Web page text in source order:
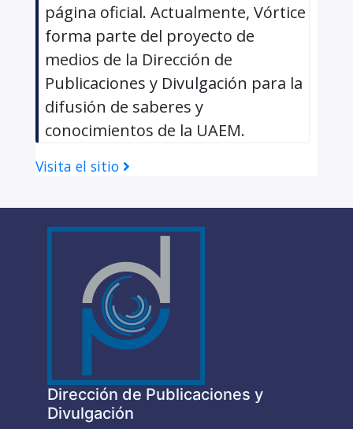
página oficial. Actualmente, Vórtice
forma parte del proyecto de
medios de la Dirección de
Publicaciones y Divulgación para la
difusión de saberes y
conocimientos de la UAEM.
Visita el sitio
Dirección de Publicaciones y
Divulgación